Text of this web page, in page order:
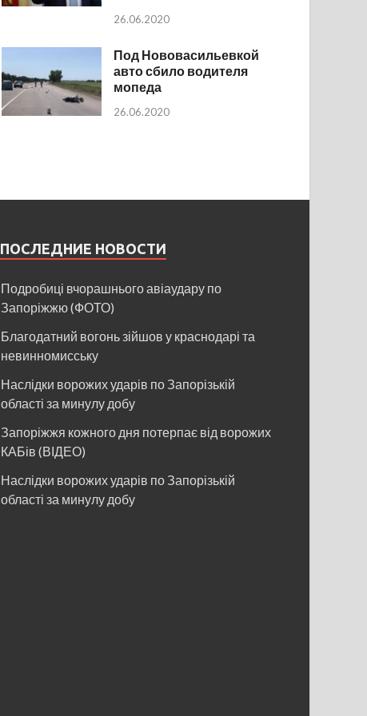
26.06.2020
Под Нововасильевкой
авто сбило водителя
мопеда
26.06.2020
ПОСЛЕДНИЕ НОВОСТИ
Подробиці вчорашнього авіаудару по
Запоріжжю (ФОТО)
Благодатний вогонь зійшов у краснодарі та
невинномисську
Наслідки ворожих ударів по Запорізькій
області за минулу добу
Запоріжжя кожного дня потерпає від ворожих
КАБів (ВІДЕО)
Наслідки ворожих ударів по Запорізькій
області за минулу добу